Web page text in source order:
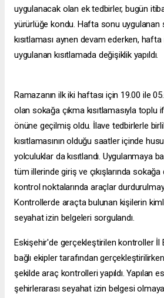
uygulanacak olan ek tedbirler, bugün
yürürlüğe kondu. Hafta sonu uygulanan
kısıtlaması aynen devam ederken,
uygulanan kısıtlamada değişiklik yapıldı.
Ramazanın ilk iki haftası için 19.00 ile
olan sokağa çıkma kısıtlamasıyla toplu
önüne geçilmiş oldu. İlave tedbirlerle
kısıtlamasının olduğu saatler içinde
yolculuklar da kısıtlandı. Uygulanmaya
tüm illerinde giriş ve çıkışlarında
kontrol noktalarında araçlar
Kontrollerde araçta bulunan kişilerin
seyahat izin belgeleri sorgulandı.
Eskişehir'de gerçekleştirilen kontroller İl
bağlı ekipler tarafından
şekilde araç kontrolleri yapıldı. Yapılan
şehirlerarası seyahat izin belgesi